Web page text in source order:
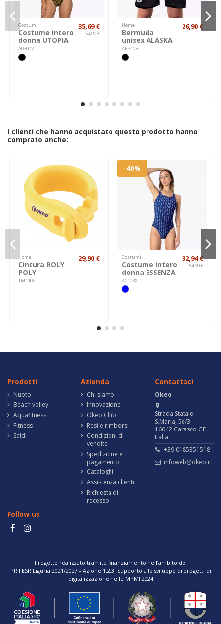
Costumi
Costume intero
donna UTOPIA
A0300V
35,69 €
54,90 €
Home
Bermuda
unisex ALASKA
AE310R
26,90 €
I clienti che hanno acquistato questo prodotto hanno
comprato anche:
Home
Cintura ROLY
POLY
TM1102
29,90 €
-40%
Costumi
Costume intero
donna ESSENZA
A0103X
32,94 €
54,90 €
Prodotti
Nuoto
Beach volley
Aquafitness
Fitness
Saldi
Azienda
Chi siamo
Innovazione
Okeo Club
Resi e rimborsi
Condizioni di
vendita
Spedizione e
pagamento
Cataloghi
Assistenza clienti
Richiesta di
recesso
Contattaci
Okeo
Strada Statale
S.Maria, 5e/3
16042 Carasco GE
Italia
+39 0185351518
infoweb@okeo.it
Follow us
Progetto realizzato tramite finanziamento nell’ambito del
PR FESR Liguria 2021/2027 – Azione 1.2.3. Supporto allo sviluppo di progetti di
digitalizzazione nelle MPMI 2024